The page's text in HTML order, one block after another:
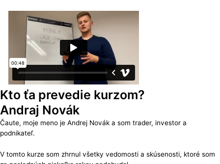
Kto ťa prevedie kurzom?
Andraj Novák
Čaute, moje meno je Andrej Novák a som trader, investor a
podnikateľ.
V tomto kurze som zhrnul všetky vedomosti a skúsenosti, ktoré som